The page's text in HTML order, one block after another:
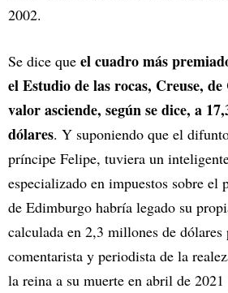
2002.
Se dice que el cuadro más
el Estudio de las rocas, Creuse,
valor asciende, según se dice, a
dólares. Y suponiendo que el
príncipe Felipe, tuviera un
especializado en impuestos sobre el
de Edimburgo habría legado su
calculada en 2,3 millones de
comentarista y periodista de la
la reina a su muerte en abril de